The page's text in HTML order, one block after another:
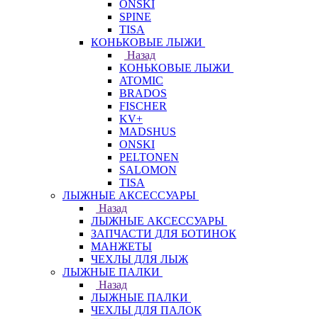
ONSKI
SPINE
TISA
КОНЬКОВЫЕ ЛЫЖИ
Назад
КОНЬКОВЫЕ ЛЫЖИ
ATOMIC
BRADOS
FISCHER
KV+
MADSHUS
ONSKI
PELTONEN
SALOMON
TISA
ЛЫЖНЫЕ АКСЕССУАРЫ
Назад
ЛЫЖНЫЕ АКСЕССУАРЫ
ЗАПЧАСТИ ДЛЯ БОТИНОК
МАНЖЕТЫ
ЧЕХЛЫ ДЛЯ ЛЫЖ
ЛЫЖНЫЕ ПАЛКИ
Назад
ЛЫЖНЫЕ ПАЛКИ
ЧЕХЛЫ ДЛЯ ПАЛОК